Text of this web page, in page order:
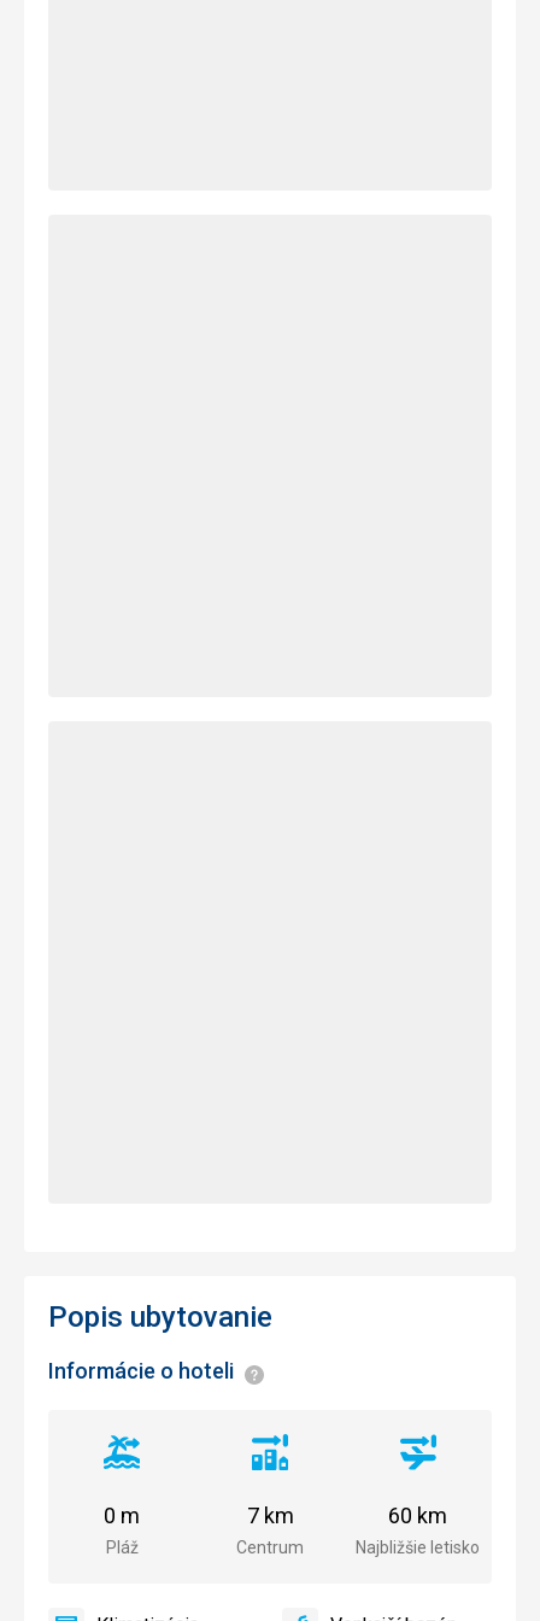
Popis ubytovanie
Informácie o hoteli Informácie
Vzdialenosť
pláže
Pláž
0 m
Vzdialenosť
centra
Centrum
7 km
Vzdialenosť
letiska
Najbližšie letisko
60 km